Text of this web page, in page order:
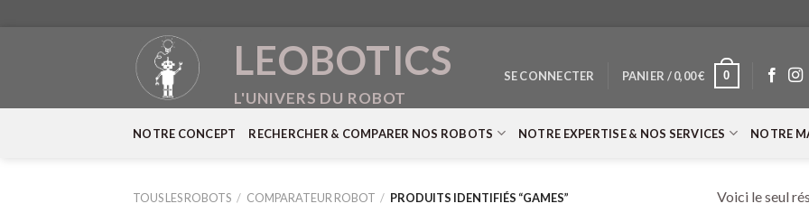
LEOBOTICS
L'UNIVERS DU ROBOT
SE CONNECTER PANIER /0,00€ 0
NOTRE CONCEPT RECHERCHER & COMPARER NOS ROBOTS NOTRE EXPERTISE & NOS SERVICES NOTRE
TOUS LES ROBOTS / COMPARATEUR ROBOT / PRODUITS IDENTIFIÉS “GAMES” Voici le seul